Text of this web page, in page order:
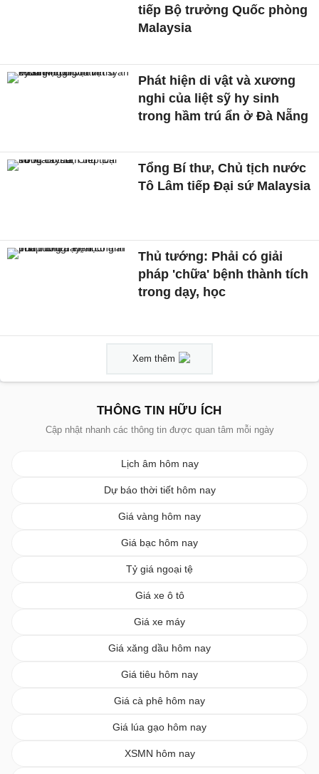
tiếp Bộ trưởng Quốc phòng
Malaysia
Phát hiện di vật và xương
nghi của liệt sỹ hy sinh
trong hầm trú ẩn ở Đà Nẵng
Tổng Bí thư, Chủ tịch nước
Tô Lâm tiếp Đại sứ Malaysia
Thủ tướng: Phải có giải
pháp 'chữa' bệnh thành tích
trong dạy, học
Xem thêm
THÔNG TIN HỮU ÍCH
Cập nhật nhanh các thông tin được quan tâm mỗi ngày
Lịch âm hôm nay
Dự báo thời tiết hôm nay
Giá vàng hôm nay
Giá bạc hôm nay
Tỷ giá ngoại tệ
Giá xe ô tô
Giá xe máy
Giá xăng dầu hôm nay
Giá tiêu hôm nay
Giá cà phê hôm nay
Giá lúa gạo hôm nay
XSMN hôm nay